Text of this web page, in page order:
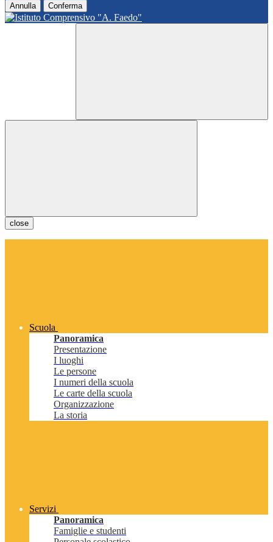
Annulla Conferma
close
Scuola
Panoramica
Presentazione
I luoghi
Le persone
I numeri della scuola
Le carte della scuola
Organizzazione
La storia
Servizi
Panoramica
Famiglie e studenti